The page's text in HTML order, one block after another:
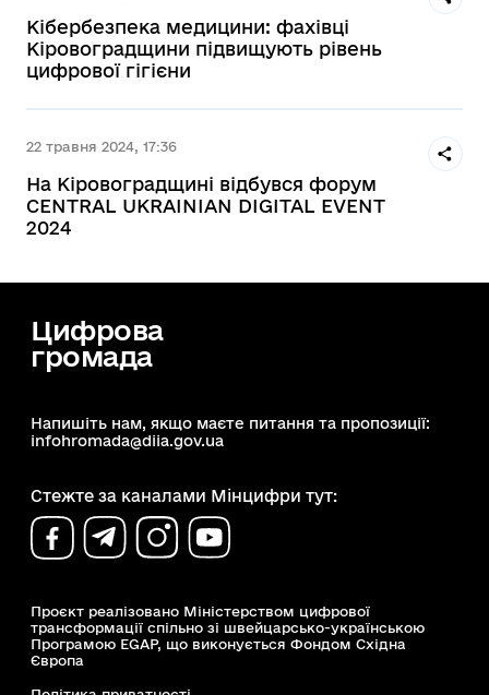
Кібербезпека медицини: фахівці
Кіровоградщини підвищують рівень
цифрової гігієни
На Кіровоградщині відбувся форум
CENTRAL UKRAINIAN DIGITAL EVENT
2024
22 травня 2024, 17:36
Цифрова
громада
Напишіть нам, якщо маєте питання та пропозиції:
infohromada@diia.gov.ua
Стежте за каналами Мінцифри тут:
Проєкт реалізовано Міністерством цифрової
трансформації спільно зі швейцарсько-українською
Програмою EGAP, що виконується Фондом Східна
Європа